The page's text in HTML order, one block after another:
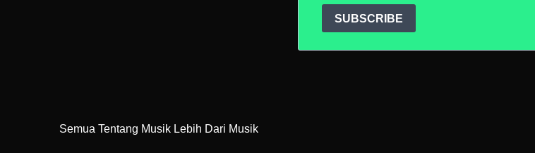
Semua Tentang Musik Lebih Dari Musik